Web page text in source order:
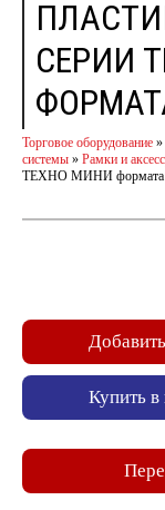
СЕРИИ
Торговое оборудование »
системы » Рамки и
ТЕХНО МИНИ формата
Купить в